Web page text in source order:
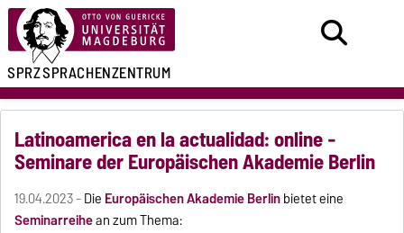
SPRZSPRACHENZENTRUM
Latinoamerica en la actualidad: online -
Seminare der Europäischen Akademie Berlin
19.04.2023 -Die Europäischen Akademie Berlinbietet eine
Seminarreihean zum Thema: